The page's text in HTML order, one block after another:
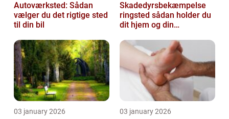
Autoværksted: Sådan
vælger du det rigtige sted
til din bil
Skadedyrsbekæmpelse
ringsted sådan holder du
dit hjem og din
gæster
03 january 2026 03 january 2026